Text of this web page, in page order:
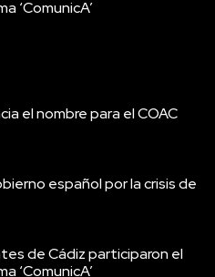
‘Tiempos’ en el
social en Puntales
‘ComunicA’
el nombre para el COAC
español por la crisis de
de Cádiz participaron el
‘ComunicA’